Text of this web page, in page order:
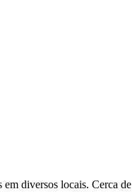
em diversos locais. Cerca de